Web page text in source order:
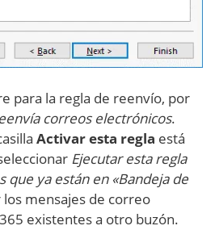
para la regla de reenvío, por
correos electrónicos.
Activar esta regla está
Ejecutar esta regla
que ya están en «Bandeja de
mensajes de correo
existentes a otro buzón.